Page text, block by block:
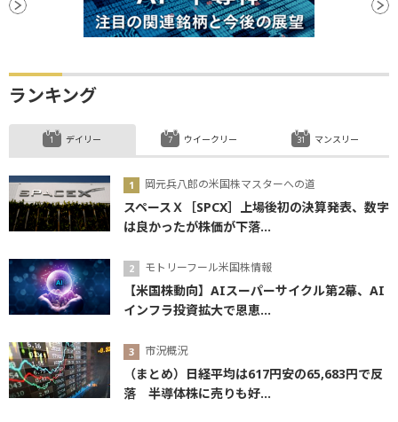
ランキング
デイリー
岡元兵八郎の米国株マスターへの道
スペースＸ［SPCX］上場後初の決算発表、数字
は良かったが株価が下落...
モトリーフール米国株情報
【米国株動向】AIスーパーサイクル第2幕、AI
インフラ投資拡大で恩恵...
市況概況
（まとめ）日経平均は617円安の65,683円で反
落 半導体株に売りも好...
ウイークリー マンスリー